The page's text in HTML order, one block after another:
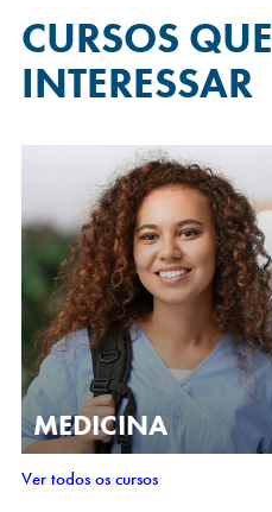
CURSOS QUE
INTERESSAR
MEDICINA
Ver todos os cursos